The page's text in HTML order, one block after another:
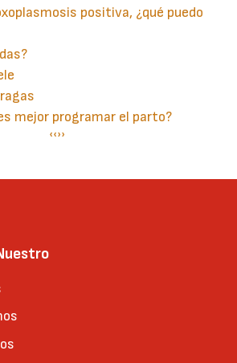
positiva, ¿qué puedo
mejor programar el parto?
Página
‹‹Siguiente
››